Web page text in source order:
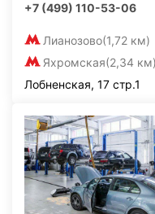
+7 (499) 110-53-06
Лианозово(1,72 км)
Яхромская(2,34 км)
Лобненская, 17 стр.1